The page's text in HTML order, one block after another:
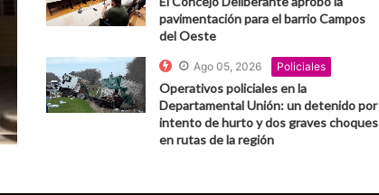
pavimentación para el barrio Campos
del Oeste
Ago 05, 2026 Policiales
Operativos policiales en la
Departamental Unión: un detenido por
intento de hurto y dos graves choques
en rutas de la región